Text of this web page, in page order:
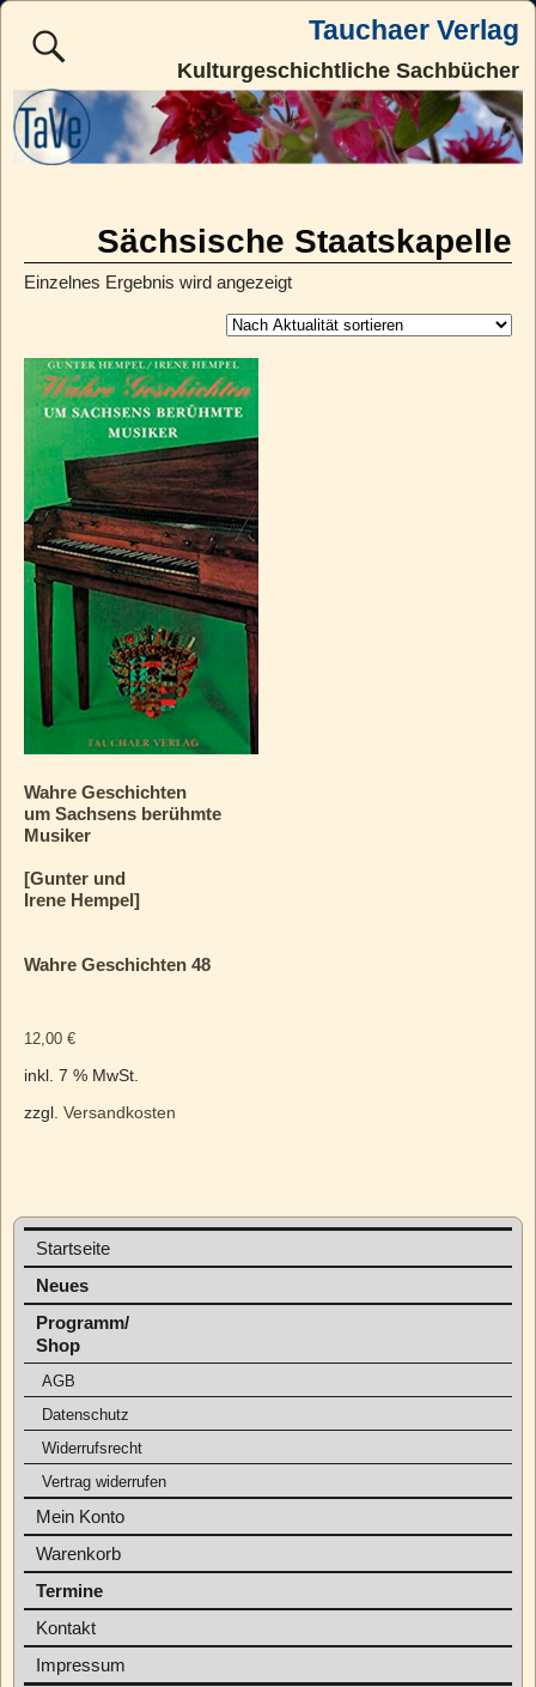
Tauchaer Verlag
Kulturgeschichtliche Sachbücher
Sächsische Staatskapelle
Einzelnes Ergebnis wird angezeigt
Wahre Geschichten
um Sachsens berühmte
Musiker
[Gunter und
Irene Hempel]
Wahre Geschichten 48
12,00 €
inkl. 7 % MwSt.
zzgl. Versandkosten
Startseite
Neues
Programm/
Shop
AGB
Datenschutz
Widerrufsrecht
Vertrag widerrufen
Mein Konto
Warenkorb
Termine
Kontakt
Impressum